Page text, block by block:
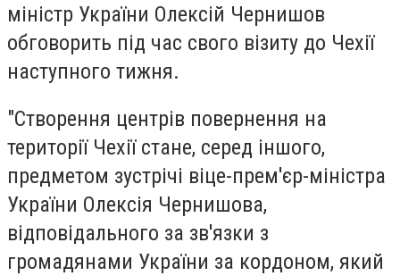
міністр України Олексій Чернишов
обговорить під час свого візиту до Чехії
наступного тижня.
"Створення центрів повернення на
території Чехії стане, серед іншого,
предметом зустрічі віце-прем'єр-міністра
України Олексія Чернишова,
відповідального за зв'язки з
громадянами України за кордоном, який